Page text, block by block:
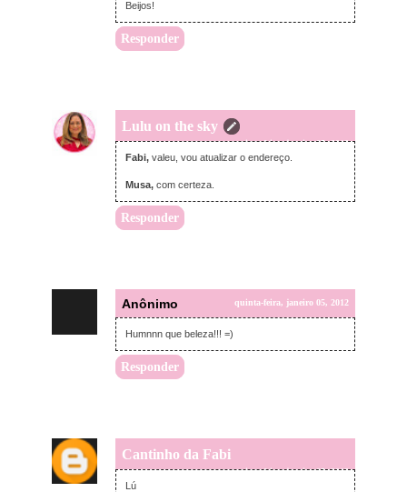
Beijos!
Responder
Lulu on the sky
quinta-feira, janeiro 05, 2012
Fabi, valeu, vou atualizar o endereço.
Musa, com certeza.
Responder
Anônimo quinta-feira, janeiro 05, 2012
Humnnn que beleza!!! =)
Responder
Cantinho da Fabi
quinta-feira, janeiro 05, 2012
Lú